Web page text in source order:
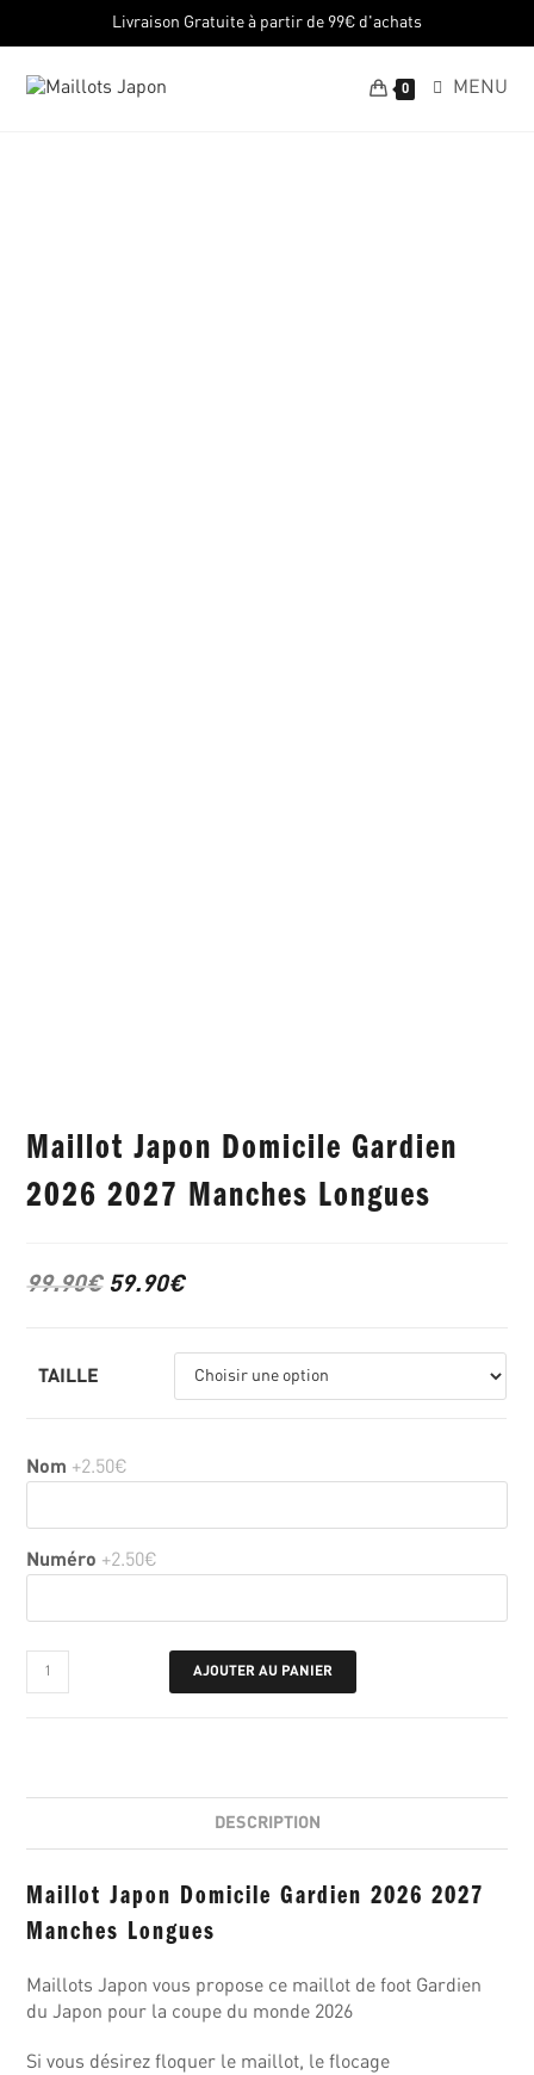
Livraison Gratuite à partir de 99€ d'achats
0 MENU
Maillot Japon Domicile Gardien
2026 2027 Manches Longues
99.90€ 59.90€
TAILLE
Nom +2.50€
Numéro +2.50€
AJOUTER AU PANIER
DESCRIPTION
Maillot Japon Domicile Gardien 2026 2027
Manches Longues
Maillots Japon vous propose ce maillot de foot Gardien
du Japon pour la coupe du monde 2026
Si vous désirez floquer le maillot, le flocage